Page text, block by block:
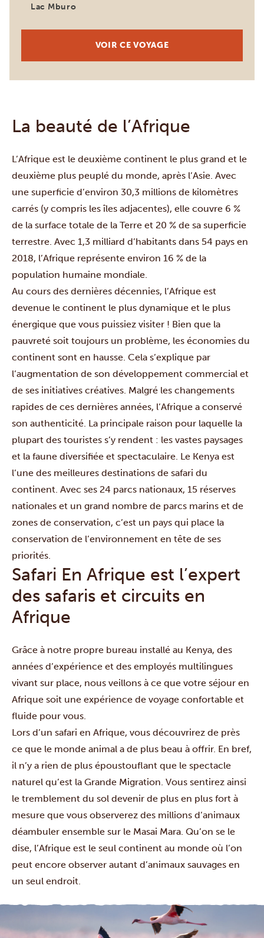
Lac Mburo
VOIR CE VOYAGE
La beauté de l’Afrique
L’Afrique est le deuxième continent le plus grand et le
deuxième plus peuplé du monde, après l’Asie. Avec
une superficie d’environ 30,3 millions de kilomètres
carrés (y compris les îles adjacentes), elle couvre 6 %
de la surface totale de la Terre et 20 % de sa superficie
terrestre. Avec 1,3 milliard d’habitants dans 54 pays en
2018, l’Afrique représente environ 16 % de la
population humaine mondiale.
Au cours des dernières décennies, l’Afrique est
devenue le continent le plus dynamique et le plus
énergique que vous puissiez visiter ! Bien que la
pauvreté soit toujours un problème, les économies du
continent sont en hausse. Cela s’explique par
l’augmentation de son développement commercial et
de ses initiatives créatives. Malgré les changements
rapides de ces dernières années, l’Afrique a conservé
son authenticité. La principale raison pour laquelle la
plupart des touristes s’y rendent : les vastes paysages
et la faune diversifiée et spectaculaire. Le Kenya est
l’une des meilleures destinations de safari du
continent. Avec ses 24 parcs nationaux, 15 réserves
nationales et un grand nombre de parcs marins et de
zones de conservation, c’est un pays qui place la
conservation de l’environnement en tête de ses
priorités.
Safari En Afrique est l’expert
des safaris et circuits en
Afrique
Grâce à notre propre bureau installé au Kenya, des
années d’expérience et des employés multilingues
vivant sur place, nous veillons à ce que votre séjour en
Afrique soit une expérience de voyage confortable et
fluide pour vous.
Lors d’un safari en Afrique, vous découvrirez de près
ce que le monde animal a de plus beau à offrir. En bref,
il n’y a rien de plus époustouflant que le spectacle
naturel qu’est la Grande Migration. Vous sentirez ainsi
le tremblement du sol devenir de plus en plus fort à
mesure que vous observerez des millions d’animaux
déambuler ensemble sur le Masai Mara. Qu’on se le
dise, l’Afrique est le seul continent au monde où l’on
peut encore observer autant d’animaux sauvages en
un seul endroit.